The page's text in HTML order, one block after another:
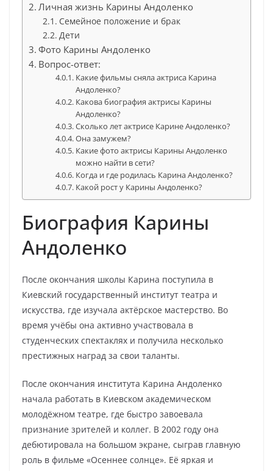
Личная жизнь Карины Андоленко
Семейное положение и брак
Дети
Фото Карины Андоленко
Вопрос-ответ:
Какие фильмы сняла актриса Карина
Андоленко?
Какова биография актрисы Карины
Андоленко?
Сколько лет актрисе Карине Андоленко?
Она замужем?
Какие фото актрисы Карины Андоленко
можно найти в сети?
Когда и где родилась Карина Андоленко?
Какой рост у Карины Андоленко?
Биография Карины
Андоленко
После окончания школы Карина поступила в
Киевский государственный институт театра и
искусства, где изучала актёрское мастерство. Во
время учёбы она активно участвовала в
студенческих спектаклях и получила несколько
престижных наград за свои таланты.
После окончания института Карина Андоленко
начала работать в Киевском академическом
молодёжном театре, где быстро завоевала
признание зрителей и коллег. В 2002 году она
дебютировала на большом экране, сыграв главную
роль в фильме «Осеннее солнце». Её яркая и